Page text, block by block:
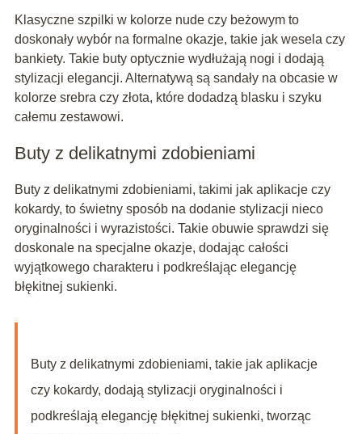
Klasyczne szpilki w kolorze nude czy beżowym to
doskonały wybór na formalne okazje, takie jak wesela czy
bankiety. Takie buty optycznie wydłużają nogi i dodają
stylizacji elegancji. Alternatywą są sandały na obcasie w
kolorze srebra czy złota, które dodadzą blasku i szyku
całemu zestawowi.
Buty z delikatnymi zdobieniami
Buty z delikatnymi zdobieniami, takimi jak aplikacje czy
kokardy, to świetny sposób na dodanie stylizacji nieco
oryginalności i wyrazistości. Takie obuwie sprawdzi się
doskonale na specjalne okazje, dodając całości
wyjątkowego charakteru i podkreślając elegancję
błękitnej sukienki.
Buty z delikatnymi zdobieniami, takie jak aplikacje
czy kokardy, dodają stylizacji oryginalności i
podkreślają elegancję błękitnej sukienki, tworząc